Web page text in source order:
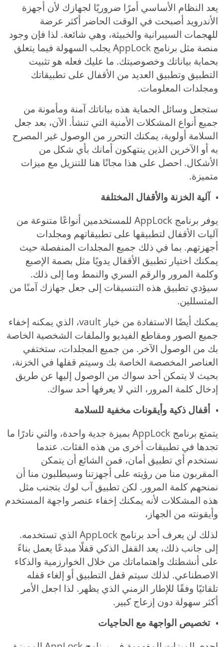
يعد النظام الأساسي أمرًا ضروريًا لجهازك لأن أجهزة
الأندرويد أصبحت في الوقت الحاضر أكثر عرضة
للهجمات السيبرانية والخبيثة، وهي شائعة. لذا فإن وجود
منصة مثل برنامج AppLock يجلب السهولة فيما يتعلق
بحماية بياناتك وخصوصيتك. ما عليك فعله هو تثبيت
التطبيق وتطبيق العديد من الأقفال على تطبيقاتك
ومجلدات المعلومات.
ستجعل وسائل الحماية هذه بياناتك آمنة ومأمونة من
جميع أنواع المشكلات الأمنية التي تنشأ. الآن، بعد جعل
السلامة أولوية، يمكنك التحرر من الوصول غير المصرح
به أو الآخرين الذين ينتهكون أمانك بأي شكل من
الأشكال. احصل على هذا مجانًا هنا للتنزيل مع ميزات
متميزة.
آلية الخزنة والأقفال المختلفة
يوفر برنامج AppLock للمستخدمين أنواعًا متنوعة من
آليات الأقفال لتطبيقها على تطبيقاتهم ومجلدات
أجهزتهم. بما في ذلك جميع المجلدات المنفصلة حيث
يمكنك اختيار تطبيق الأقفال يدويًا مثل بصمة الإصبع
وكلمة المرور والرقم السري والنمط وما إلى ذلك.
سيؤدي تطبيق هذه التنسيقات إلى جعل جهازك آمنًا من
المتسللين.
يمكنك أيضًا الاستفادة من خيار vault، الذي يمكنه إخفاء
جميع الصور ومقاطع الفيديو والملفات الشخصية الخاصة
بك من الوصول الآخر. من جميع المجلدات، ستختفي
العناصر المخصصة الخاصة بك وسيتم قفلها في الخزنة،
بحيث لا يتمكن أحد سواك من الوصول إليها عن طريق
إدخال كلمة المرور، التي لا يعرفها أحد سواك.
أقفال ذكية وأيقونات مخفية للسلامة
يتمتع برنامج AppLock بميزة جدية واحدة، والتي نادرًا ما
تجدها في تطبيقات أخرى من هذه الفئات. عندما
نستخدم أي تطبيق أمان، فمن الشائع أن يتمكن
المقربون منا من رؤيته على أجهزتنا وسيطلبون منا أن
نمنحهم كلمة المرور. لكن تطبيق آب لوك يتجنب مثل
هذه المشكلات لأنه يمكنك إخفاء عنصر واجهة المستخدم
وأيقونته من الجهاز،
لذلك لن يعرف أحد برنامج AppLock الذي تستخدمه.
إلى جانب ذلك، يعد القفل الذكي قفلًا مبدعًا يعمل بناءً
على أنشطتك واهتماماتك من خلال الخوارزمية والذكاء
الاصطناعي. لذلك سيتم قفل التطبيق أو إلغاء قفله
تلقائيًا وفقًا للإطار الزمني الذي يظهر. لذا اجعل الأمر
أكثر سهولة دون إزعاج كبير.
تخصيص الواجهة مع الحاجيات